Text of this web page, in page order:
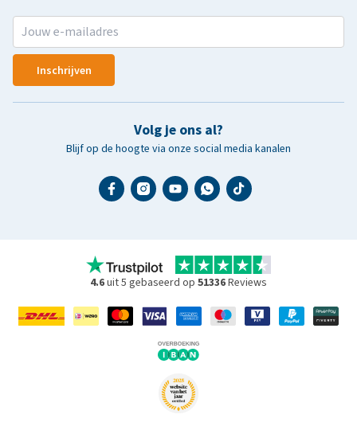
Inschrijven
Volg je ons al?
Blijf op de hoogte via onze social media kanalen
4.6uit 5 gebaseerd op 51336Reviews